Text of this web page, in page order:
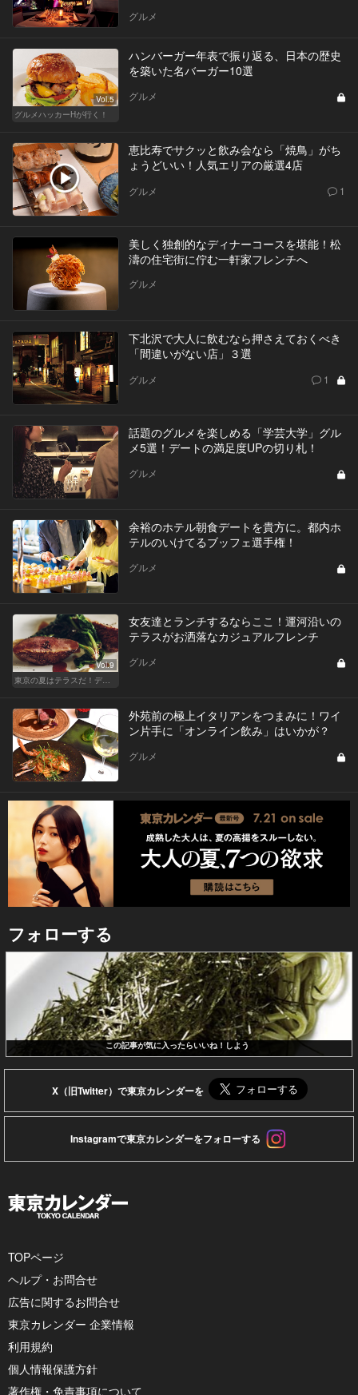
グルメ
Vol.5
グルメハッカーHが行く！
ハンバーガー年表で振り返る、日本の歴史
を築いた名バーガー10選
グルメ
恵比寿でサクッと飲み会なら「焼鳥」がち
ょうどいい！人気エリアの厳選4店
グルメ 1
美しく独創的なディナーコースを堪能！松
濤の住宅街に佇む一軒家フレンチへ
グルメ
下北沢で大人に飲むなら押さえておくべき
「間違いがない店」３選
グルメ 1
話題のグルメを楽しめる「学芸大学」グル
メ5選！デートの満足度UPの切り札！
グルメ
余裕のホテル朝食デートを貴方に。都内ホ
テルのいけてるブッフェ選手権！
グルメ
Vol.9
女友達とランチするならここ！運河沿いの
テラスがお洒落なカジュアルフレンチ
グルメ
外苑前の極上イタリアンをつまみに！ワイ
ン片手に「オンライン飲み」はいかが？
グルメ
フォローする
この記事が気に入ったらいいね！しよう
X（旧Twitter）で東京カレンダーを
Instagramで東京カレンダーをフォローする
TOPページ
ヘルプ・お問合せ
広告に関するお問合せ
東京カレンダー 企業情報
利用規約
個人情報保護方針
著作権・免責事項について